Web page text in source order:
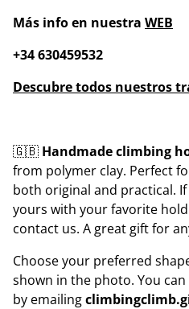
Más info en nuestra WEB
+34 630459532
Descubre todos nuestros
🇬🇧 Handmade climbing
from polymer clay. Perfect
both original and practical.
yours with your favorite
contact us. A great gift for
Choose your preferred
shown in the photo. You
by emailing